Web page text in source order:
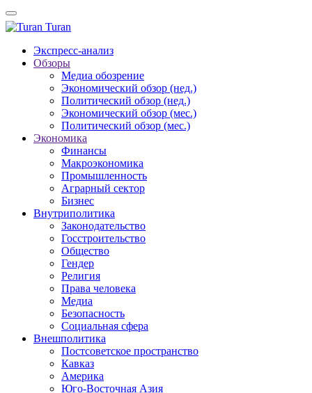
Turan
Экспресс-анализ
Обзоры
Медиа обозрение
Экономический обзор (нед.)
Политический обзор (нед.)
Экономический обзор (мес.)
Политический обзор (мес.)
Экономика
Финансы
Макроэкономика
Промышленность
Аграрный сектор
Бизнес
Внутриполитика
Законодательство
Госстроительство
Общество
Гендер
Религия
Права человека
Медиа
Безопасность
Социальная сфера
Внешполитика
Постсоветское пространство
Кавказ
Америка
Юго-Восточная Азия